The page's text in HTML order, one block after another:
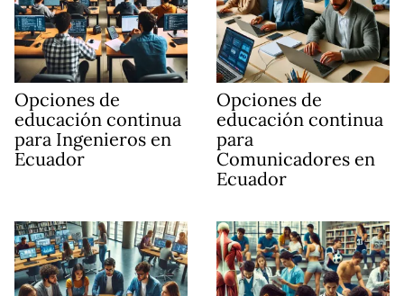
Opciones de
educación continua
para Ingenieros en
Ecuador
Opciones de
educación continua
para
Comunicadores en
Ecuador